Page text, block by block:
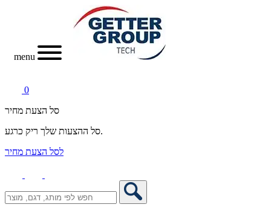
menu
0
סל הצעת מחיר
סל ההצעות שלך ריק כרגע.
לסל הצעת מחיר